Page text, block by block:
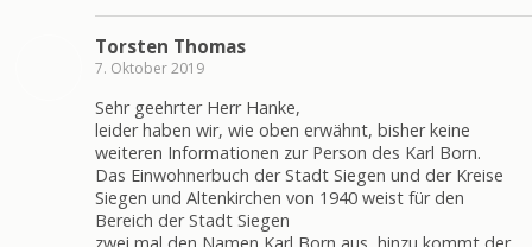
Torsten Thomas
7. Oktober 2019
Sehr geehrter Herr Hanke,
leider haben wir, wie oben erwähnt, bisher keine
weiteren Informationen zur Person des Karl Born.
Das Einwohnerbuch der Stadt Siegen und der Kreise
Siegen und Altenkirchen von 1940 weist für den
Bereich der Stadt Siegen
zwei mal den Namen Karl Born aus, hinzu kommt der